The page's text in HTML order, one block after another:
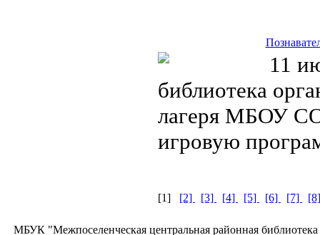
11
библиотека
лагеря МБОУ
игровую
[1] [2] [3] [4] [5] [6] [7]
МБУК "Межпоселенческая центральная районная